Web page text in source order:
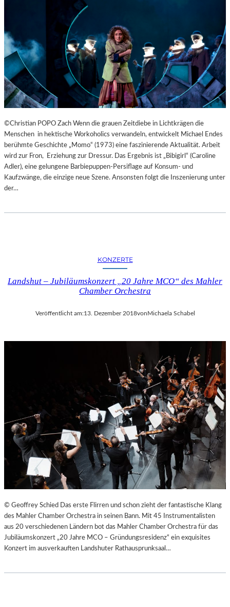
©Christian POPO Zach Wenn die grauen Zeitdiebe in Lichtkrägen die
Menschen in hektische Workoholics verwandeln, entwickelt Michael Endes
berühmte Geschichte „Momo“ (1973) eine faszinierende Aktualität. Arbeit
wird zur Fron, Erziehung zur Dressur. Das Ergebnis ist „Bibigirl“ (Caroline
Adler), eine gelungene Barbiepuppen-Persiflage auf Konsum- und
Kaufzwänge, die einzige neue Szene. Ansonsten folgt die Inszenierung unter
der…
KONZERTE
Landshut – Jubiläumskonzert „20 Jahre MCO“ des Mahler
Chamber Orchestra
Veröffentlicht am:13. Dezember 2018von Michaela Schabel
© Geoffrey Schied Das erste Flirren und schon zieht der fantastische Klang
des Mahler Chamber Orchestra in seinen Bann. Mit 45 Instrumentalisten
aus 20 verschiedenen Ländern bot das Mahler Chamber Orchestra für das
Jubiläumskonzert „20 Jahre MCO – Gründungsresidenz“ ein exquisites
Konzert im ausverkauften Landshuter Rathausprunksaal…